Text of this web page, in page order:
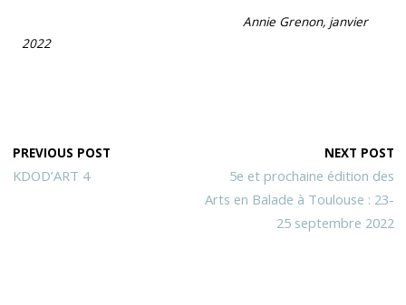
Annie Grenon, janvier
2022
PREVIOUS POST
KDOD’ART 4
NEXT POST
5e et prochaine édition des
Arts en Balade à Toulouse : 23-
25 septembre 2022